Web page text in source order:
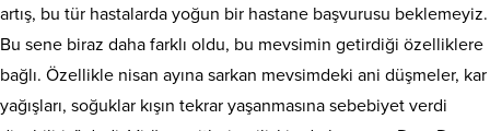
artış, bu tür hastalarda yoğun bir hastane başvurusu beklemeyiz.
Bu sene biraz daha farklı oldu, bu mevsimin getirdiği özelliklere
bağlı. Özellikle nisan ayına sarkan mevsimdeki ani düşmeler, kar
yağışları, soğuklar kışın tekrar yaşanmasına sebebiyet verdi